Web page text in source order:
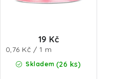
Skladem (26 ks)
19 Kč
Měrná
cena:
0,76 Kč / 1 m